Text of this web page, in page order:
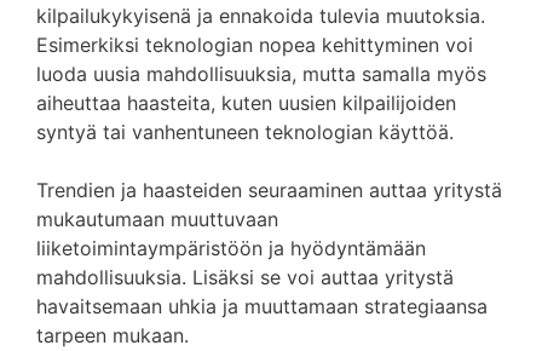
kilpailukykyisenä ja ennakoida tulevia muutoksia.
Esimerkiksi teknologian nopea kehittyminen voi
luoda uusia mahdollisuuksia, mutta samalla myös
aiheuttaa haasteita, kuten uusien kilpailijoiden
syntyä tai vanhentuneen teknologian käyttöä.
Trendien ja haasteiden seuraaminen auttaa yritystä
mukautumaan muuttuvaan
liiketoimintaympäristöön ja hyödyntämään
mahdollisuuksia. Lisäksi se voi auttaa yritystä
havaitsemaan uhkia ja muuttamaan strategiaansa
tarpeen mukaan.